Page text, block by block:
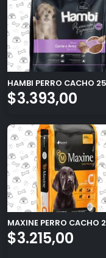
HAMBI PERRO CACHO
$3.393,00
MAXINE PERRO CACHO
$3.215,00